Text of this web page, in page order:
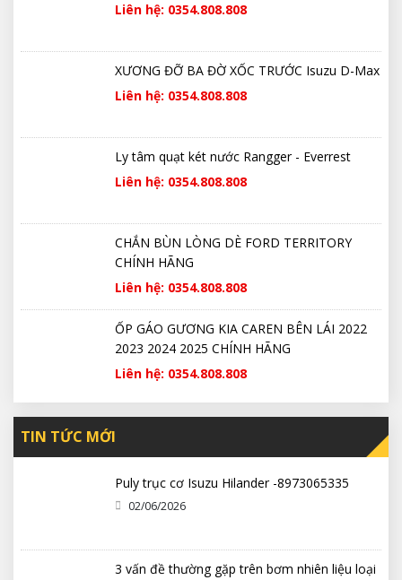
Liên hệ: 0354.808.808
XƯƠNG ĐỠ BA ĐỜ XỐC TRƯỚC Isuzu D-Max
Liên hệ: 0354.808.808
Ly tâm quạt két nước Rangger - Everrest
Liên hệ: 0354.808.808
CHẮN BÙN LÒNG DÈ FORD TERRITORY
CHÍNH HÃNG
Liên hệ: 0354.808.808
ỐP GÁO GƯƠNG KIA CAREN BÊN LÁI 2022
2023 2024 2025 CHÍNH HÃNG
Liên hệ: 0354.808.808
TIN TỨC MỚI
Puly trục cơ Isuzu Hilander -8973065335
02/06/2026
3 vấn đề thường gặp trên bơm nhiên liệu loại